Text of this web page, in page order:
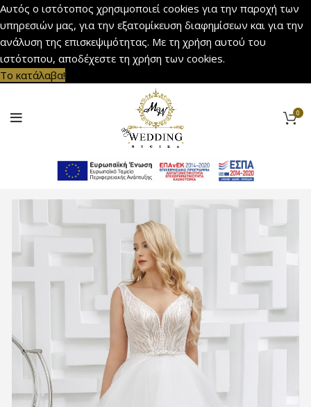
Αυτός ο ιστότοπος χρησιμοποιεί cookies για την παροχή των
υπηρεσιών μας, για την εξατομίκευση διαφημίσεων και για την
ανάλυση της επισκεψιμότητας. Με τη χρήση αυτού του
ιστότοπου, αποδέχεστε τη χρήση των cookies.
Το κατάλαβα!
0